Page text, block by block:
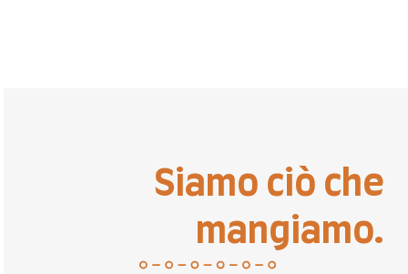
Siamo ciò che
mangiamo.